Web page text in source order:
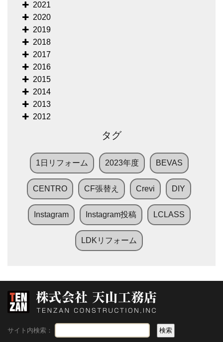
2021
2020
2019
2018
2017
2016
2015
2014
2013
2012
タグ
1日リフォーム 2023年度 BEVAS
CENTRO CF張替え Crevi DIY
Instagram Instagram投稿 LCLASS
LDKリフォーム
サイト内検索：